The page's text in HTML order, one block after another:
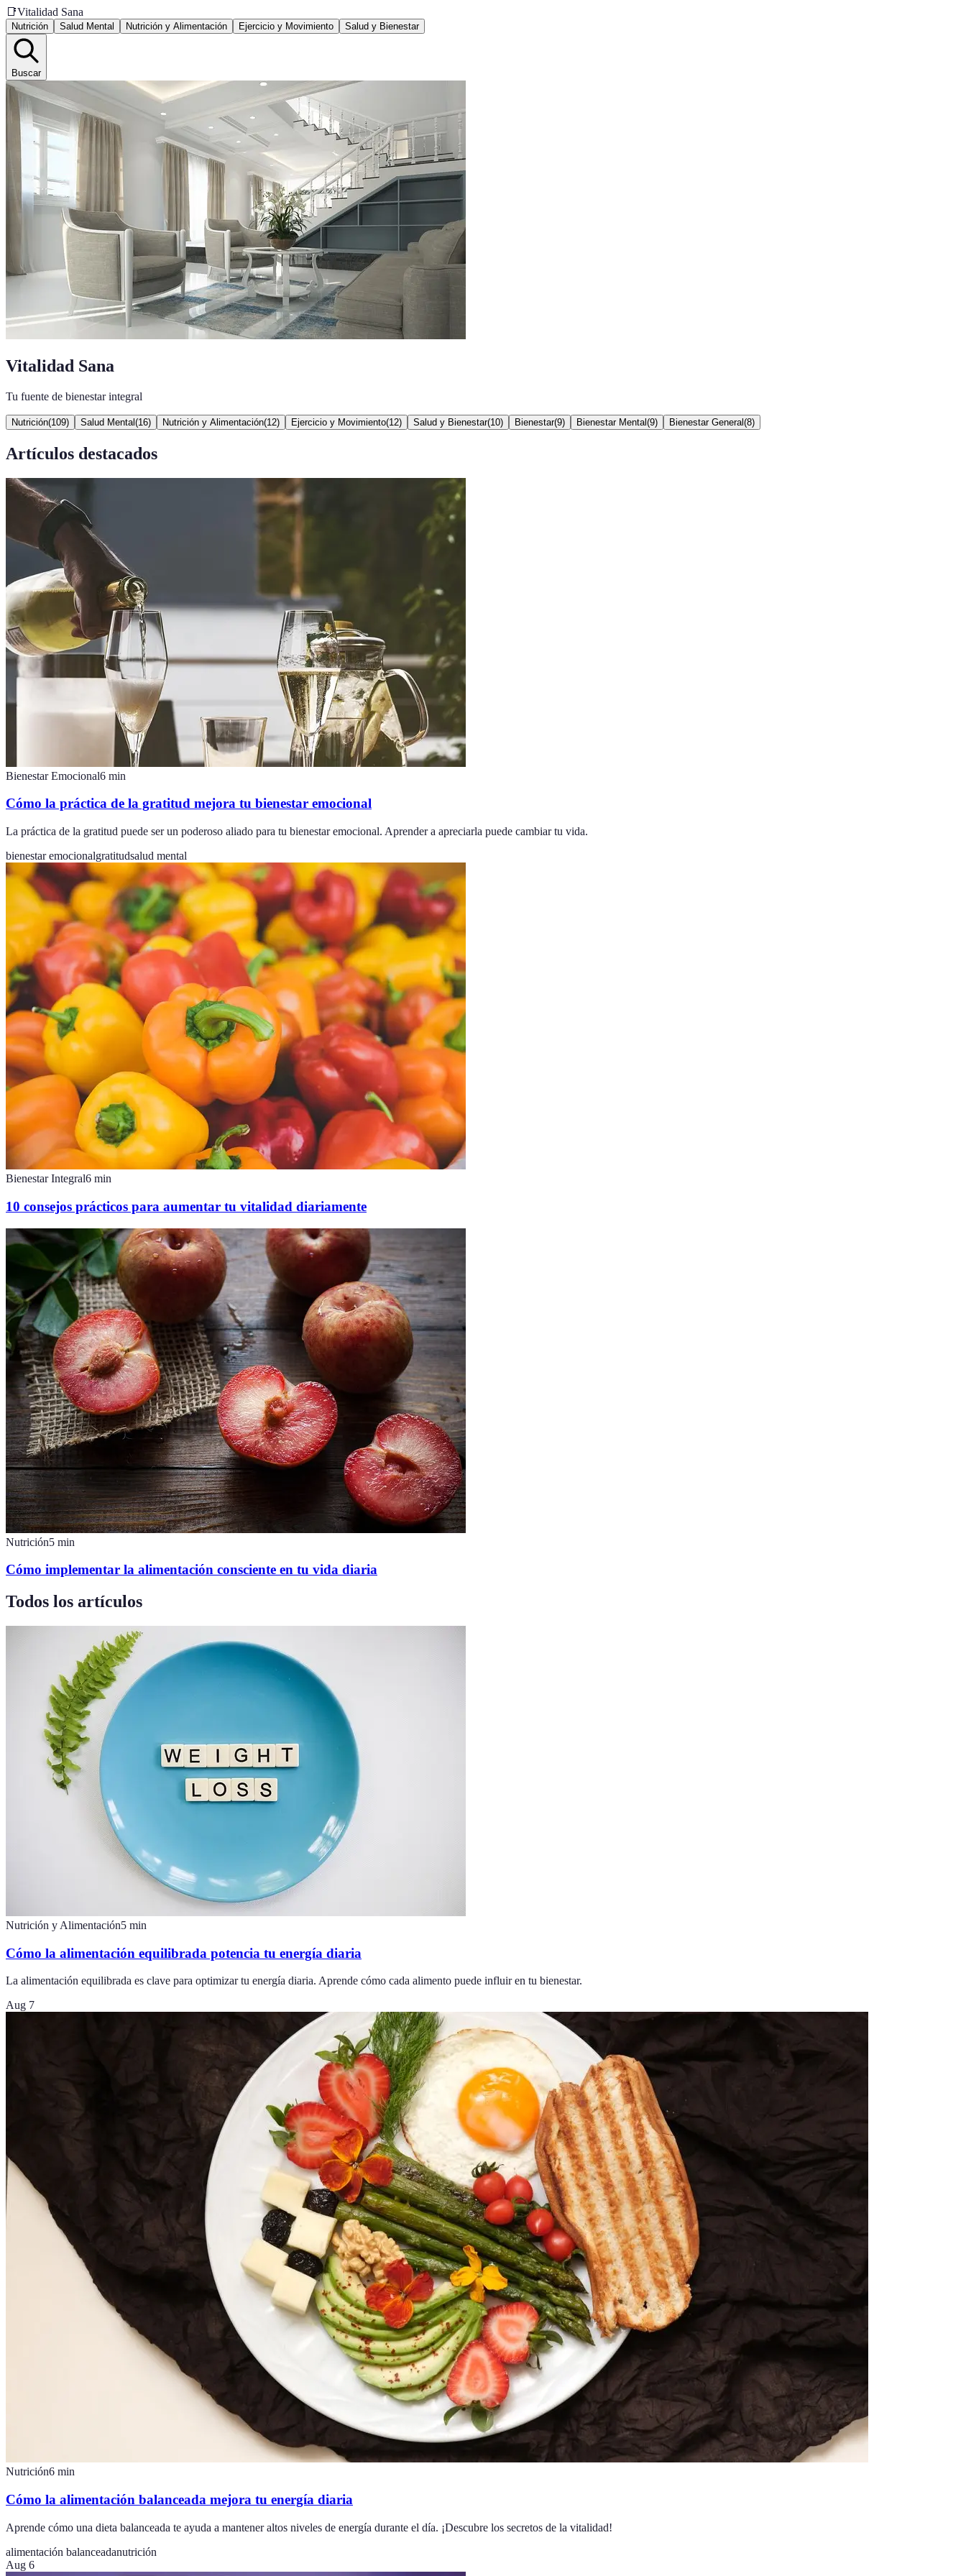
📑Vitalidad Sana
Nutrición Salud Mental Nutrición y Alimentación Ejercicio y Movimiento Salud y Bienestar
Buscar
Vitalidad Sana
Tu fuente de bienestar integral
Nutrición(109) Salud Mental (16) Nutrición y Alimentación(12) Ejercicio y Movimiento(12) Salud y Bienestar(10) Bienestar(9) Bienestar Mental (9) Bienestar General (8)
Artículos destacados
Bienestar Emocional6 min
Cómo la práctica de la gratitud mejora tu bienestar emocional
La práctica de la gratitud puede ser un poderoso aliado para tu bienestar emocional. Aprender a apreciarla puede cambiar tu vida.
bienestar emocionalgratitudsalud mental
Bienestar Integral6 min
10 consejos prácticos para aumentar tu vitalidad diariamente
Nutrición5 min
Cómo implementar la alimentación consciente en tu vida diaria
Todos los artículos
Nutrición y Alimentación5 min
Cómo la alimentación equilibrada potencia tu energía diaria
La alimentación equilibrada es clave para optimizar tu energía diaria. Aprende cómo cada alimento puede influir en tu bienestar.
Aug 7
Nutrición6 min
Cómo la alimentación balanceada mejora tu energía diaria
Aprende cómo una dieta balanceada te ayuda a mantener altos niveles de energía durante el día. ¡Descubre los secretos de la vitalidad!
alimentación balanceadanutrición
Aug 6